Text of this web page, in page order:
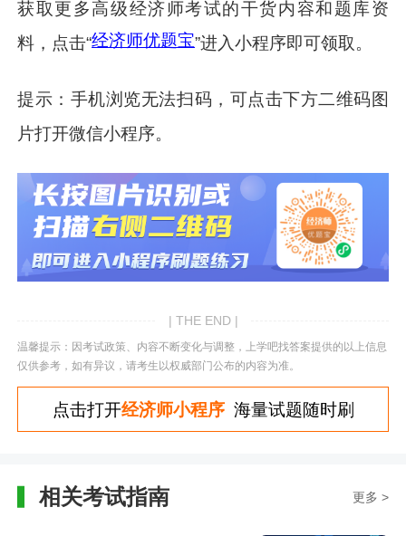
获取更多高级经济师考试的干货内容和题库资
料，点击“经济师优题宝”进入小程序即可领取。
提示：手机浏览无法扫码，可点击下方二维码图
片打开微信小程序。
| THE END |
温馨提示：因考试政策、内容不断变化与调整，上学吧找答案提供的以上信息
仅供参考，如有异议，请考生以权威部门公布的内容为准。
点击打开经济师小程序海量试题随时刷
相关考试指南 更多 >